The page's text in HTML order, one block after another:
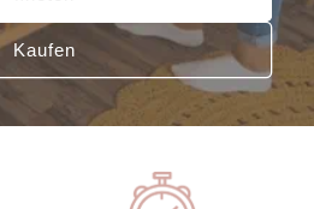
Kaufen